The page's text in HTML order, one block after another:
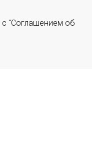
с "Соглашением об